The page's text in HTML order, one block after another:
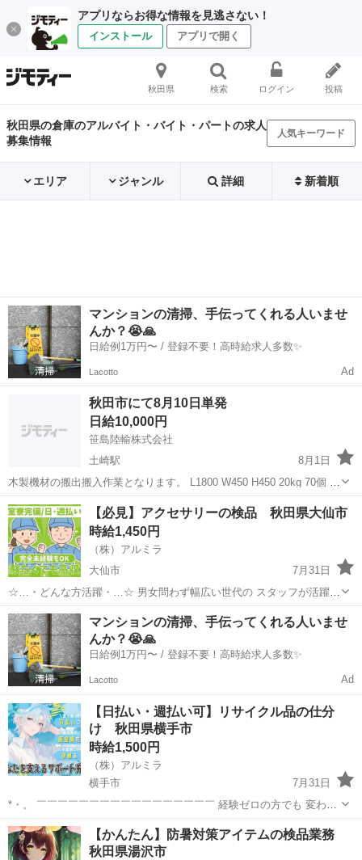
アプリならお得な情報を見逃さない！
インストール アプリで開く
秋田県 検索 ログイン 投稿
秋田県の倉庫のアルバイト・バイト・パートの求人
募集情報
人気キーワード
エリア ジャンル 詳細 新着順
マンションの清掃、手伝ってくれる人いませ
んか？😭🙏
日給例1万円〜 / 登録不要！高時給求人多数✨
Lacotto Ad
秋田市にて8月10日単発
日給10,000円
笹島陸輸株式会社
土崎駅
8月1日
木製機材の搬出搬入作業となります。 L1800 W450 H450 20kg 70個 秋
田市を午前7時に大型トラックに同乗して出発。鶴岡市の倉庫から複数
人で横持ち搬出しトラックへ積みこみ。秋田市へ戻り弊社倉庫へ複数
人で搬入。...
秋田 秋田市 土崎駅 倉庫
【必見】アクセサリーの検品 秋田県大仙市
時給1,450円
（株）アルミラ
大仙市
7月31日
☆…・どんな方活躍・…☆ 男女問わず幅広い世代の スタッフが活躍中
♪ 必要なスキルはないので スグに活躍できますよ◎ 休暇制度も 多数
充実しているので 『工場って休みがなさそう』 ...
秋田 大仙市 時給
マンションの清掃、手伝ってくれる人いませ
んか？😭🙏
日給例1万円〜 / 登録不要！高時給求人多数✨
Lacotto Ad
【日払い・週払い可】リサイクル品の仕分
け 秋田県横手市
時給1,500円
（株）アルミラ
横手市
7月31日
*・。 ￣￣￣￣￣￣￣￣￣￣￣￣￣￣￣￣￣ 経験ゼロの方でも 変わら
ず高時給からのスタートで しっかり稼げる環境♪ 頑張りを必ず 評価し
てくれる職場なので 努力次第で時給はUP！ どんどん貯金...
秋田 横手市 倉庫 時給
【かんたん】防暑対策アイテムの検品業務
秋田県湯沢市